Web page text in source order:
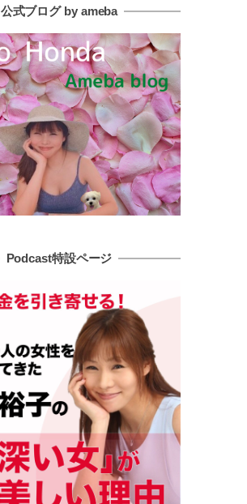
公式ブログ by ameba
Podcast特設ページ